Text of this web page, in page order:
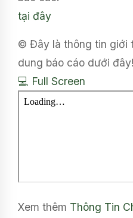
tại đây
© Đây là thông tin giới
dung báo cáo dưới đây!
💻 Full Screen
Xem thêm Thông Tin